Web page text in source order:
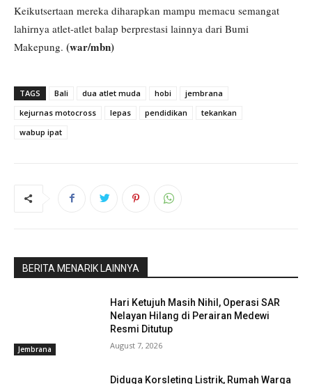
Keikutsertaan mereka diharapkan mampu memacu semangat
lahirnya atlet-atlet balap berprestasi lainnya dari Bumi
Makepung. (war/mbn)
TAGS Bali dua atlet muda hobi
jembrana
kejurnas motocross
lepas pendidikan
tekankan
wabup ipat
BERITA MENARIK LAINNYA
Jembrana
Hari Ketujuh Masih Nihil, Operasi SAR
Nelayan Hilang di Perairan Medewi
Resmi Ditutup
August 7, 2026
Diduga Korsleting Listrik, Rumah Warga